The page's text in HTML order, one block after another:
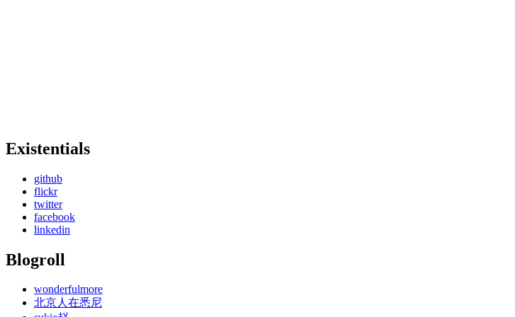
Existentials
github
flickr
twitter
facebook
linkedin
Blogroll
wonderfulmore
北京人在悉尼